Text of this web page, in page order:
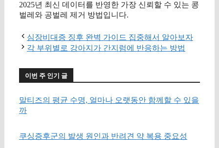
2025년 최신 데이터를 반영한 가장 신뢰할 수 있는 콩
벌레와 공벌레 제거 방법입니다.
심장비대증 징후 완벽 가이드 집중해서 알아보자
각 부위별로 강아지가 간지럼에 반응하는 방법
이번 주 인기 글
말티즈의 평균 수명, 얼마나 오랫동안 함께할 수 있을
까
쿠싱증후군의 발생 원인과 반려견 약 복용 중요성